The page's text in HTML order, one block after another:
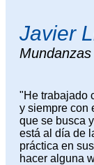
Javier
"He trabajado
y siempre con
que se busca
está al día de
práctica en
hacer alguna